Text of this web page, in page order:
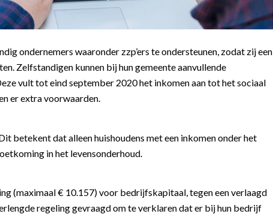
ondernemers waaronder zzp’ers te ondersteunen, zodat zij een
Zelfstandigen kunnen bij hun gemeente aanvullende
vult tot eind september 2020 het inkomen aan tot het sociaal
er extra voorwaarden.
betekent dat alleen huishoudens met een inkomen onder het
in het levensonderhoud.
(maximaal € 10.157) voor bedrijfskapitaal, tegen een verlaagd
regeling gevraagd om te verklaren dat er bij hun bedrijf